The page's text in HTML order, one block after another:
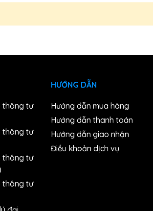
thông tư
thông tư
thông tư
thông tư
HƯỚNG DẪN
Hướng dẫn mua hàng
Hướng dẫn thanh toán
Hướng dẫn giao nhận
Điều khoản dịch vụ